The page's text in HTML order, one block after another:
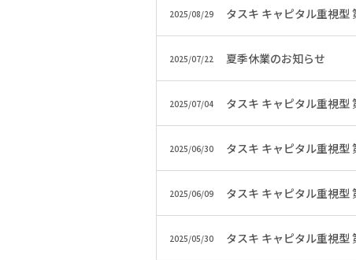
2025/08/29 タスキ キャピタル重視型
2025/07/22 夏季休業のお知らせ
2025/07/04 タスキ キャピタル重視型
2025/06/30 タスキ キャピタル重視型
2025/06/09 タスキ キャピタル重視型
2025/05/30 タスキ キャピタル重視型